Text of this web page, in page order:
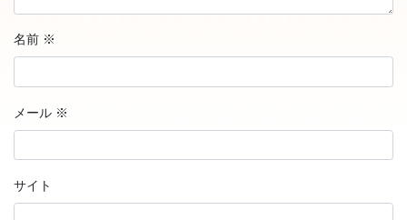
名前 ※
メール ※
サイト